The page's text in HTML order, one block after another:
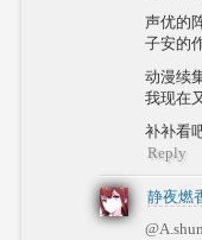
声优的
子安的
动漫续
我现在
补补看
Reply
静夜燃
@A.shun